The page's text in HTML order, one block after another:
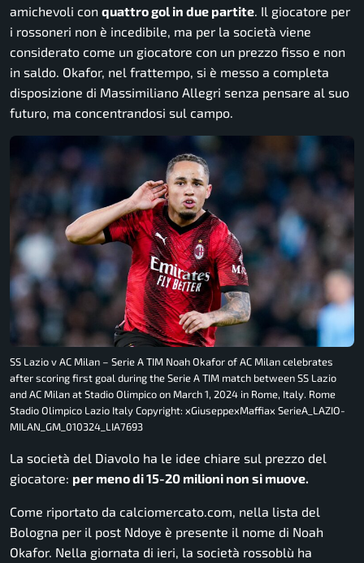
amichevoli con quattro gol in due partite . Il giocatore per
i rossoneri non è incedibile, ma per la società viene
considerato come un giocatore con un prezzo fisso e non
in saldo. Okafor, nel frattempo, si è messo a completa
disposizione di Massimiliano Allegri senza pensare al suo
futuro, ma concentrandosi sul campo.
SS Lazio v AC Milan – Serie A TIM Noah Okafor of AC Milan celebrates
after scoring first goal during the Serie A TIM match between SS Lazio
and AC Milan at Stadio Olimpico on March 1, 2024 in Rome, Italy. Rome
Stadio Olimpico Lazio Italy Copyright: xGiuseppexMaffiax SerieA_LAZIO-
MILAN_GM_010324_LIA7693
La società del Diavolo ha le idee chiare sul prezzo del
giocatore: per meno di 15-20 milioni non si muove.
Come riportato da calciomercato.com , nella lista del
Bologna per il post Ndoye è presente il nome di Noah
Okafor. Nella giornata di ieri, la società rossoblù ha